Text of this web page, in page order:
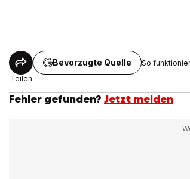
Teilen
Bevorzugte Quelle So
Fehler gefunden? Jetzt melden